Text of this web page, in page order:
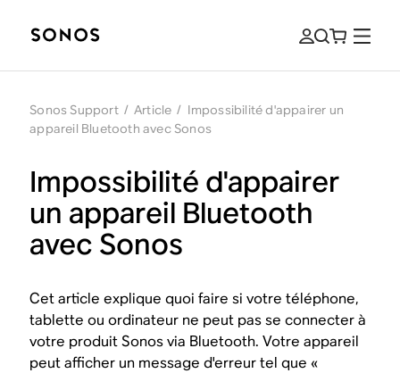
Sonos Support / Article / Impossibilité d'appairer un
appareil Bluetooth avec Sonos
Impossibilité d'appairer
un appareil Bluetooth
avec Sonos
Cet article explique quoi faire si votre téléphone,
tablette ou ordinateur ne peut pas se connecter à
votre produit Sonos via Bluetooth. Votre appareil
peut afficher un message d'erreur tel que «